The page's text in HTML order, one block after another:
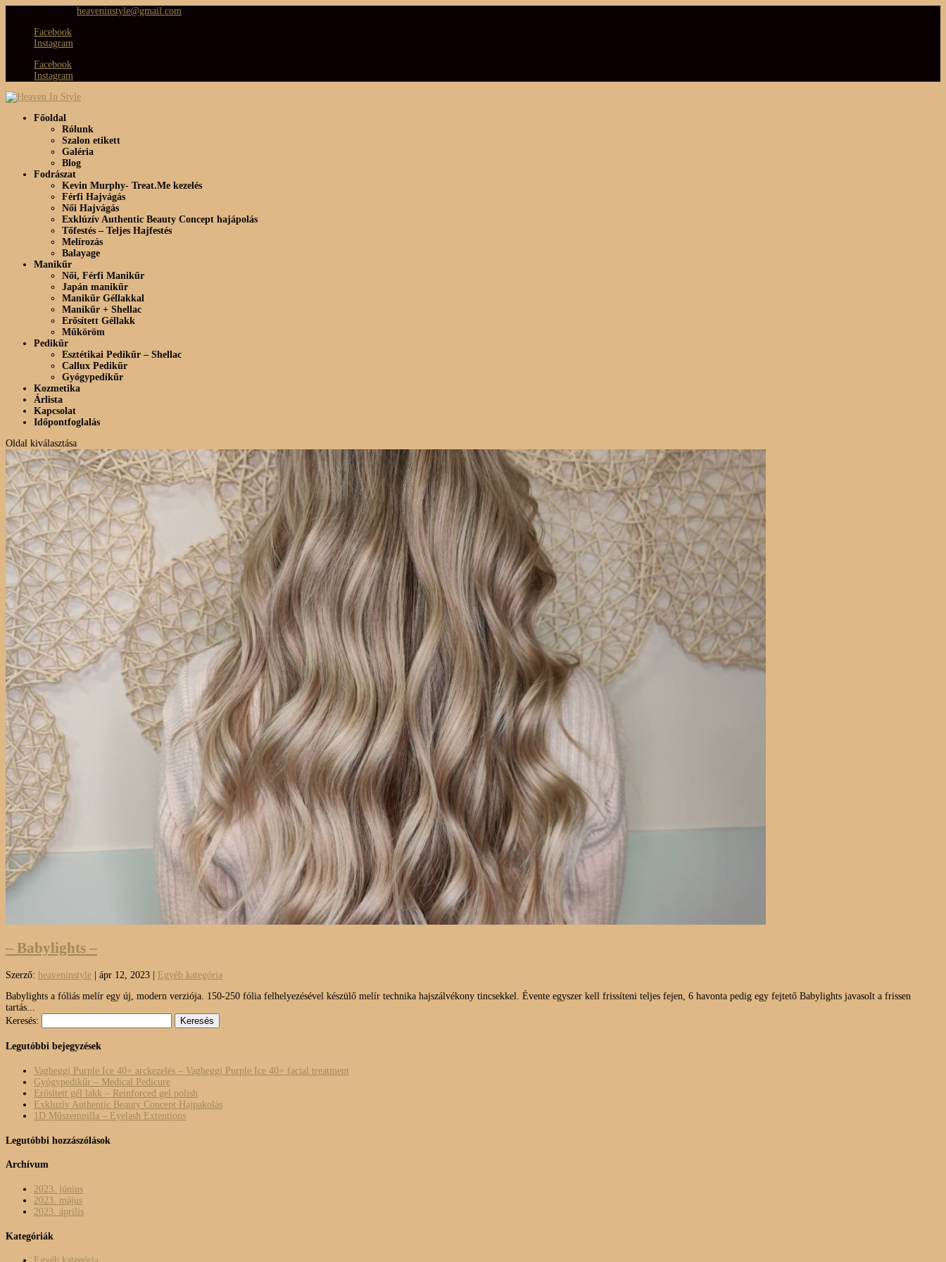
heaveninstyle@gmail.com
Facebook
Instagram
Facebook
Instagram
Főoldal
Rólunk
Szalon etikett
Galéria
Blog
Fodrászat
Kevin Murphy- Treat.Me kezelés
Férfi Hajvágás
Női Hajvágás
Exklúzív Authentic Beauty Concept hajápolás
Tőfestés – Teljes Hajfestés
Melírozás
Balayage
Manikűr
Női, Férfi Manikűr
Japán manikűr
Manikűr Géllakkal
Manikűr + Shellac
Erősített Géllakk
Műköröm
Pedikűr
Esztétikai Pedikűr – Shellac
Callux Pedikűr
Gyógypedikűr
Kozmetika
Árlista
Kapcsolat
Időpontfoglalás
Oldal kiválasztása
– Babylights –
Szerző: heaveninstyle ápr 12, 2023
Egyéb kategória
Babylights a fóliás melír egy új, modern verziója. 150-250 fólia felhelyezésével készülő melír technika hajszálvékony tincsekkel. Évente egyszer kell frissíteni teljes fejen, 6 havonta pedig egy fejtető Babylights javasolt a frissen
tartás...
Keresés:
Legutóbbi bejegyzések
Vagheggi Purple Ice 40+ arckezelés – Vagheggi Purple Ice 40+ facial treatment
Gyógypedikűr – Medical Pedicure
Erősített gél lakk – Reinforced gel polish
Exkluzív Authentic Beauty Concept Hajpakolás
1D Műszempilla – Eyelash Extentions
Legutóbbi hozzászólások
Archívum
2023. június
2023. május
2023. április
Kategóriák